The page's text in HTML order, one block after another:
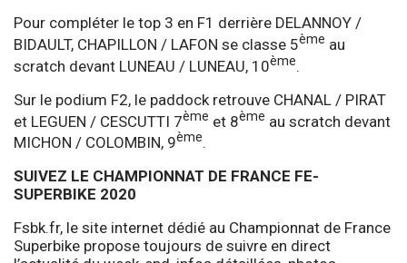
Pour compléter le top 3 en F1 derrière DELANNOY /
BIDAULT, CHAPILLON / LAFON se classe 5ème au
scratch devant LUNEAU / LUNEAU, 10ème.
Sur le podium F2, le paddock retrouve CHANAL / PIRAT
et LEGUEN / CESCUTTI 7ème et 8ème au scratch devant
MICHON / COLOMBIN, 9ème.
SUIVEZ LE CHAMPIONNAT DE FRANCE FE-
SUPERBIKE 2020
Fsbk.fr, le site internet dédié au Championnat de France
Superbike propose toujours de suivre en direct